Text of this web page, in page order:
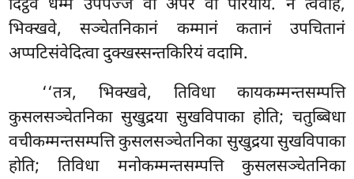
दिट्ठेव धम्मे उपपज्जे वा अपरे वा परियाये. न त्वेवाहं,
भिक्खवे, सञ्चेतनिकानं कम्मानं कतानं उपचितानं
अप्पटिसंवेदित्वा दुक्खस्सन्तकिरियं वदामि.
‘‘तत्र, भिक्खवे, तिविधा कायकम्मन्तसम्पत्ति
कुसलसञ्चेतनिका सुखुद्रया सुखविपाका होति; चतुब्बिधा
वचीकम्मन्तसम्पत्ति कुसलसञ्चेतनिका सुखुद्रया सुखविपाका
होति; तिविधा मनोकम्मन्तसम्पत्ति कुसलसञ्चेतनिका